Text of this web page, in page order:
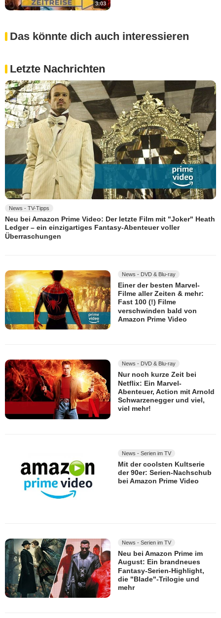
3:03
Das könnte dich auch interessieren
Letzte Nachrichten
News - TV-Tipps
Neu bei Amazon Prime Video: Der letzte Film mit "Joker" Heath
Ledger – ein einzigartiges Fantasy-Abenteuer voller
Überraschungen
News - DVD & Blu-ray
Einer der besten Marvel-
Filme aller Zeiten & mehr:
Fast 100 (!) Filme
verschwinden bald von
Amazon Prime Video
News - DVD & Blu-ray
Nur noch kurze Zeit bei
Netflix: Ein Marvel-
Abenteuer, Action mit Arnold
Schwarzenegger und viel,
viel mehr!
News - Serien im TV
Mit der coolsten Kultserie
der 90er: Serien-Nachschub
bei Amazon Prime Video
News - Serien im TV
Neu bei Amazon Prime im
August: Ein brandneues
Fantasy-Serien-Highlight,
die "Blade"-Trilogie und
mehr